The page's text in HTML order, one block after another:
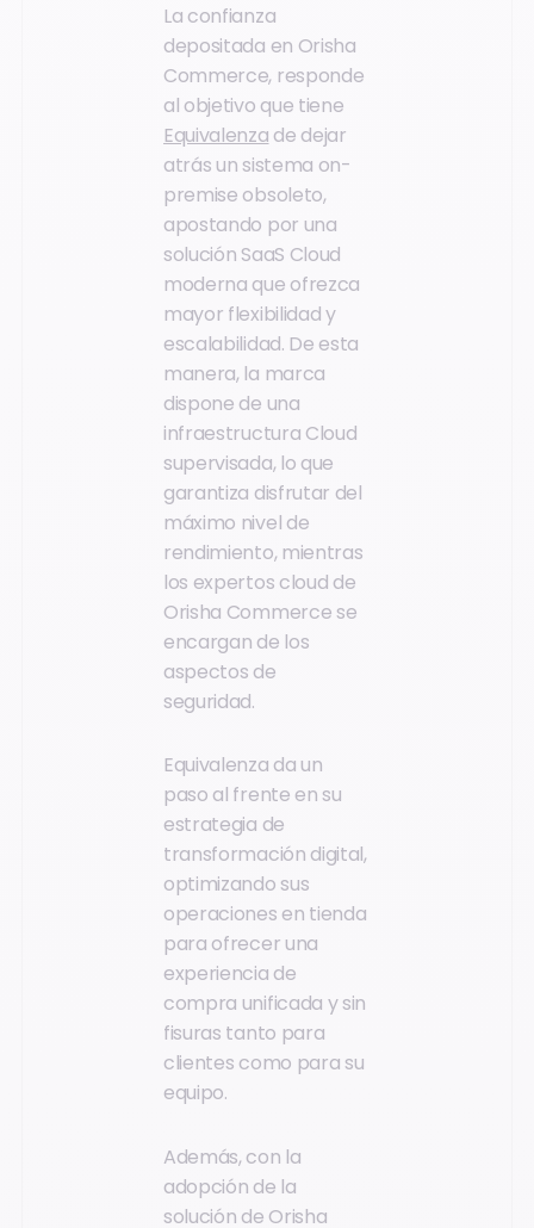
La confianza
depositada en Orisha
Commerce, responde
al objetivo que tiene
Equivalenza de dejar
atrás un sistema on-
premise obsoleto,
apostando por una
solución SaaS Cloud
moderna que ofrezca
mayor flexibilidad y
escalabilidad. De esta
manera, la marca
dispone de una
infraestructura Cloud
supervisada, lo que
garantiza disfrutar del
máximo nivel de
rendimiento, mientras
los expertos cloud de
Orisha Commerce se
encargan de los
aspectos de
seguridad.
Equivalenza da un
paso al frente en su
estrategia de
transformación digital,
optimizando sus
operaciones en tienda
para ofrecer una
experiencia de
compra unificada y sin
fisuras tanto para
clientes como para su
equipo.
Además, con la
adopción de la
solución de Orisha